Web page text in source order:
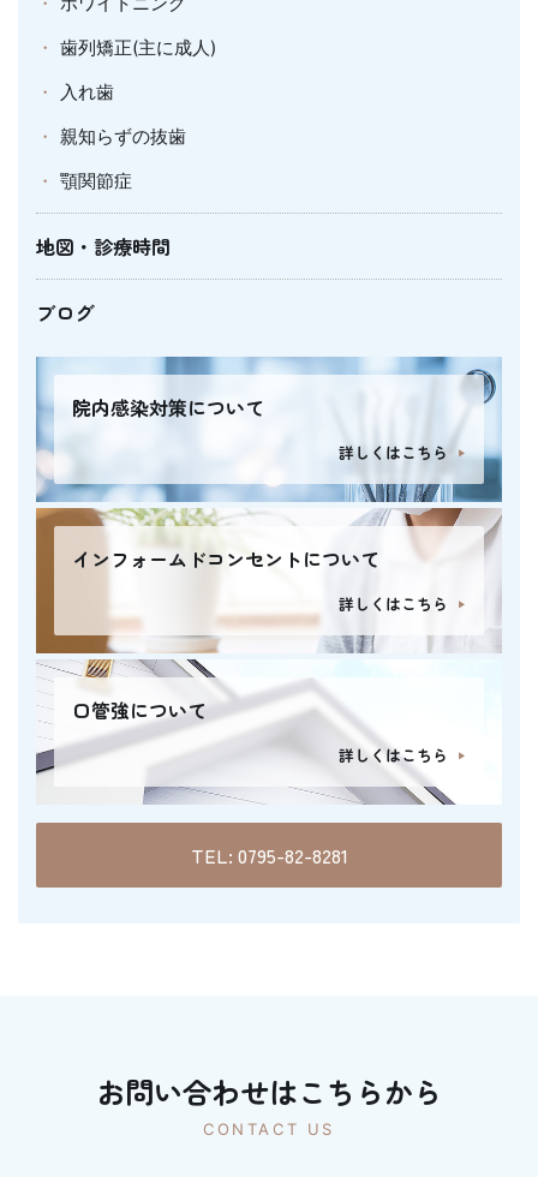
歯列矯正(主に成人)
入れ歯
親知らずの抜歯
顎関節症
地図・診療時間
ブログ
院内感染対策について
詳しくはこちら
インフォームドコンセントについて
詳しくはこちら
口管強について
詳しくはこちら
TEL: 0795-82-8281
お問い合わせはこちらから
CONTACT US